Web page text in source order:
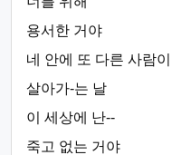
용서한 거야
네 안에 또 다른 사람이
살아가-는 날
이 세상에 난--
죽고 없는 거야